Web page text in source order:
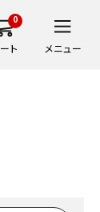
0
ト メニュー